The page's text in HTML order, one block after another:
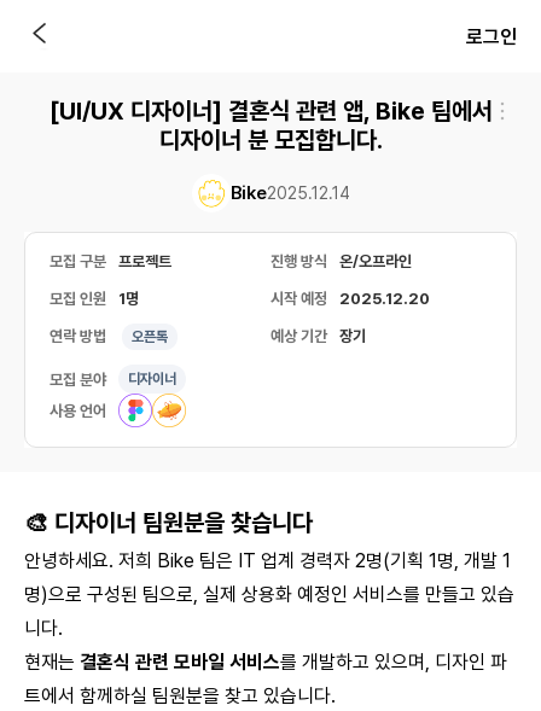
로그인
[UI/UX 디자이너] 결혼식 관련 앱, Bike 팀에서
디자이너 분 모집합니다.
Bike2025.12.14
모집 구분 프로젝트 진행 방식 온/오프라인
모집 인원 1명 시작 예정 2025.12.20
연락 방법 오픈톡 예상 기간 장기
모집 분야 디자이너
사용 언어
🎨 디자이너 팀원분을 찾습니다
안녕하세요. 저희 Bike 팀은 IT 업계 경력자 2명(기획 1명, 개발 1
명)으로 구성된 팀으로, 실제 상용화 예정인 서비스를 만들고 있습
니다.
현재는 결혼식 관련 모바일 서비스를 개발하고 있으며, 디자인 파
트에서 함께하실 팀원분을 찾고 있습니다.